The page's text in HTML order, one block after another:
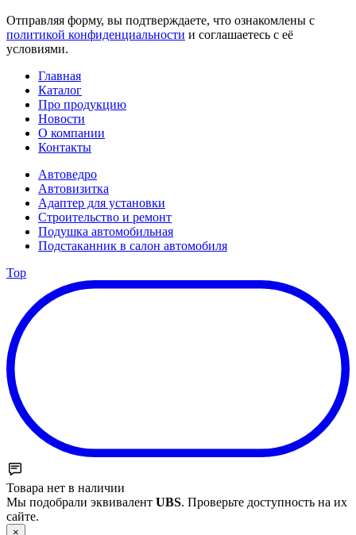
Отправляя форму, вы подтверждаете, что ознакомлены с
политикой конфиденциальности и соглашаетесь с её
условиями.
Главная
Каталог
Про продукцию
Новости
О компании
Контакты
Автоведро
Автовизитка
Адаптер для установки
Строительство и ремонт
Подушка автомобильная
Подстаканник в салон автомобиля
Top
Товара нет в наличии
Мы подобрали эквивалент UBS. Проверьте доступность на их
сайте.
×